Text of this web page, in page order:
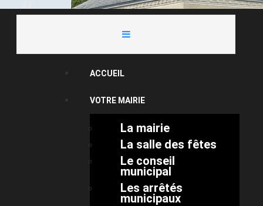
ACCUEIL
VOTRE MAIRIE
La mairie
La salle des fêtes
Le conseil
municipal
Les arrêtés
municipaux